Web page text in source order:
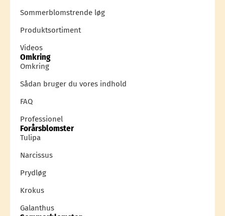
Sommerblomstrende løg
Produktsortiment
Videos
Omkring
Omkring
Sådan bruger du vores indhold
FAQ
Professionel
Forårsblomster
Tulipa
Narcissus
Prydløg
Krokus
Galanthus